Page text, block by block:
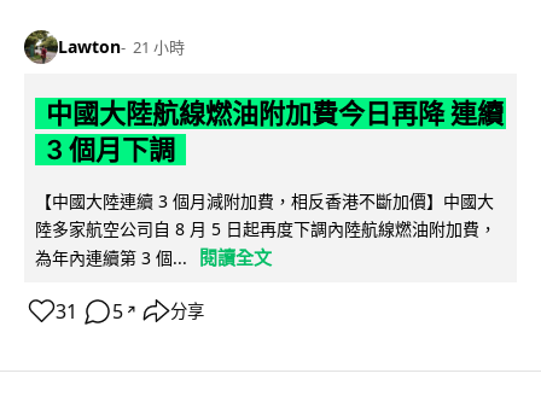
Lawton 21 小時
中國大陸航線燃油附加費今日再降 連續
3 個月下調
【中國大陸連續 3 個月減附加費，相反香港不斷加價】中國大
陸多家航空公司自 8 月 5 日起再度下調內陸航線燃油附加費，
為年內連續第 3 個...
閱讀全文
31 5 ↗ 分享